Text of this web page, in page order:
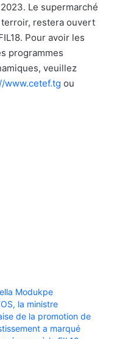
Le supermarché
terroir, restera ouvert
Pour avoir les
programmes
veuillez
www.cetef.tg ou
Modukpe
la ministre
de la promotion de
a marqué